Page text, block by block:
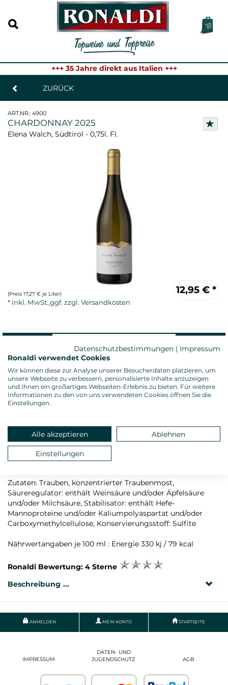
+++ 35 Jahre direkt aus Italien +++
ZURÜCK
ART.NR.: 4900
CHARDONNAY 2025
Elena Walch, Südtirol - 0,75l. Fl.
12,95 € *
(Preis 17,27 € je Liter)
Weißwein, trocken
Alkoholgehalt: 13,0 %vol.
Allergenhinweis: enthält Sulfite
Verschluss: Naturkorken
Land: Italien, Anbauregion: Südtirol
Rebsorte: Chardonnay
Zutaten: Trauben, konzentrierter Traubenmost,
Säureregulator: enthält Weinsäure und/oder Äpfelsäure
und/oder Milchsäure, Stabilisator: enthält Hefe-
Mannoproteine und/oder Kaliumpolyaspartat und/oder
Carboxymethylcellulose, Konservierungsstoff: Sulfite
Nährwertangaben je 100 ml : Energie 330 kj / 79 kcal
Ronaldi Bewertung: 4 Sterne
Beschreibung
ANMELDEN MEIN KONTO STARTSEITE
IMPRESSUM
DATEN- UND
JUGENDSCHUTZ
AGB
Datenschutzbestimmungen | Impressum
Ronaldi verwendet Cookies
Wir können diese zur Analyse unserer Besucherdaten platzieren, um
unsere Webseite zu verbessern, personalisierte Inhalte anzuzeigen
und Ihnen ein großartiges Webseiten-Erlebnis zu bieten. Für weitere
Informationen zu den von uns verwendeten Cookies öffnen Sie die
Einstellungen.
Alle akzeptieren Ablehnen
Einstellungen